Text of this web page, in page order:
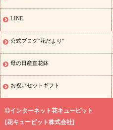
ペーン
お祝い
開店・開業祝い
結婚記念日
結婚祝い 出産祝い
ペッ
お供え・お悔
お供え・お悔やみ商品一覧
お
通夜・葬儀に贈る花
お供え プリザーブドフラワー
盆・初盆）
その他 お祝い返し
ジネス用
ご自宅用 観葉植物
ー
スタイルから探す
LINE
公式ブログ“花だより”
母の日産直花鉢
お祝いセットギフト
インターネット花キューピット
[花キューピット株式会社]